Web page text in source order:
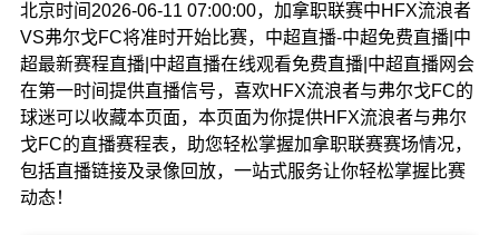
北京时间2026-06-11 07:00:00，加拿职联赛中HFX流浪者
VS弗尔戈FC将准时开始比赛，中超直播-中超免费直播|中
超最新赛程直播|中超直播在线观看免费直播|中超直播网会
在第一时间提供直播信号，喜欢HFX流浪者与弗尔戈FC的
球迷可以收藏本页面，本页面为你提供HFX流浪者与弗尔
戈FC的直播赛程表，助您轻松掌握加拿职联赛赛场情况，
包括直播链接及录像回放，一站式服务让你轻松掌握比赛
动态！